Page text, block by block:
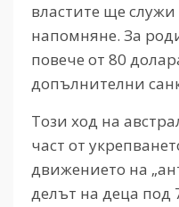
властите ще служи
напомняне. За
повече от 80
допълнителни
Този ход на
част от
движението на
делът на деца под